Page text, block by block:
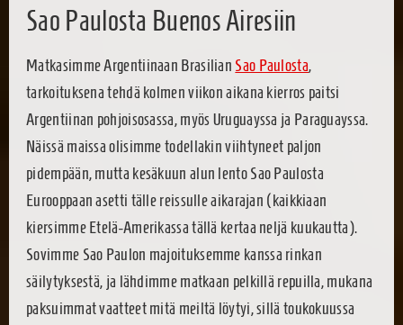
Sao Paulosta Buenos Airesiin
Matkasimme Argentiinaan Brasilian Sao Paulosta,
tarkoituksena tehdä kolmen viikon aikana kierros paitsi
Argentiinan pohjoisosassa, myös Uruguayssa ja Paraguayssa.
Näissä maissa olisimme todellakin viihtyneet paljon
pidempään, mutta kesäkuun alun lento Sao Paulosta
Eurooppaan asetti tälle reissulle aikarajan (kaikkiaan
kiersimme Etelä-Amerikassa tällä kertaa neljä kuukautta).
Sovimme Sao Paulon majoituksemme kanssa rinkan
säilytyksestä, ja lähdimme matkaan pelkillä repuilla, mukana
paksuimmat vaatteet mitä meiltä löytyi, sillä toukokuussa